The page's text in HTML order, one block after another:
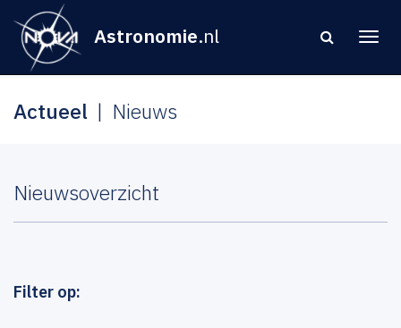
Astronomie.nl
Actueel Nieuws
Nieuwsoverzicht
Filter op: